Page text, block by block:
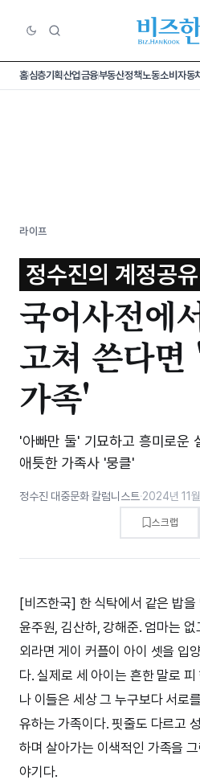
홈심층기획산업금융부동산정책노동소비 자동
라이프
정수진의 계정공유
국어사전에
고쳐 쓴다면
가족'
'아빠만 둘' 기묘하고 흥미로운
애틋한 가족사 '뭉클'
정수진 대중문화 칼럼니스트·2024년 11
스크랩
[비즈한국] 한 식탁에서 같은 밥을
윤주원, 김산하, 강해준. 엄마는
외라면 게이 커플이 아이 셋을 입
다. 실제로 세 아이는 흔한 말로
나 이들은 세상 그 누구보다 서로
유하는 가족이다. 핏줄도 다르고
하며 살아가는 이색적인 가족을 그
야기다.